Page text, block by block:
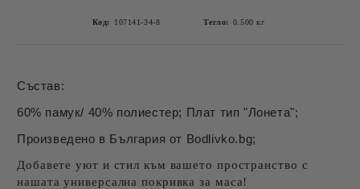
Код: 107141-34-8 Тегло: 0.500 кг
Състав:
60% памук/ 40% полиестер; Плат тип "Лонета";
Произведено в България от Bodlivko.bg;
Добавете уют и стил към вашето пространство с
нашата универсална покривка за маса!